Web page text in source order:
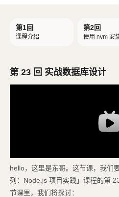
第1回
课程介绍
第2回
使用 nvm 安
第 23 回 实战数据库设计
hello，这里是东哥。这节课，我们
列：Node.js 项目实践」课程的第
节课里，我们将探讨：